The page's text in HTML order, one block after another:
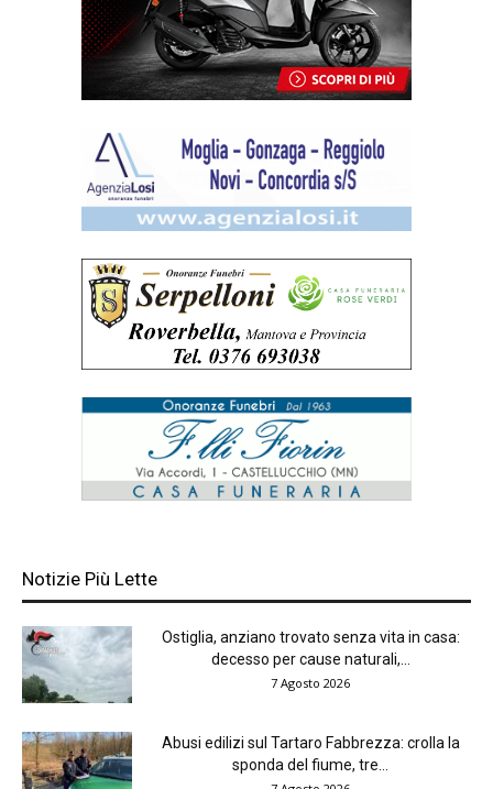
Notizie Più Lette
Ostiglia, anziano trovato senza vita in casa:
decesso per cause naturali,...
7 Agosto 2026
Abusi edilizi sul Tartaro Fabbrezza: crolla la
sponda del fiume, tre...